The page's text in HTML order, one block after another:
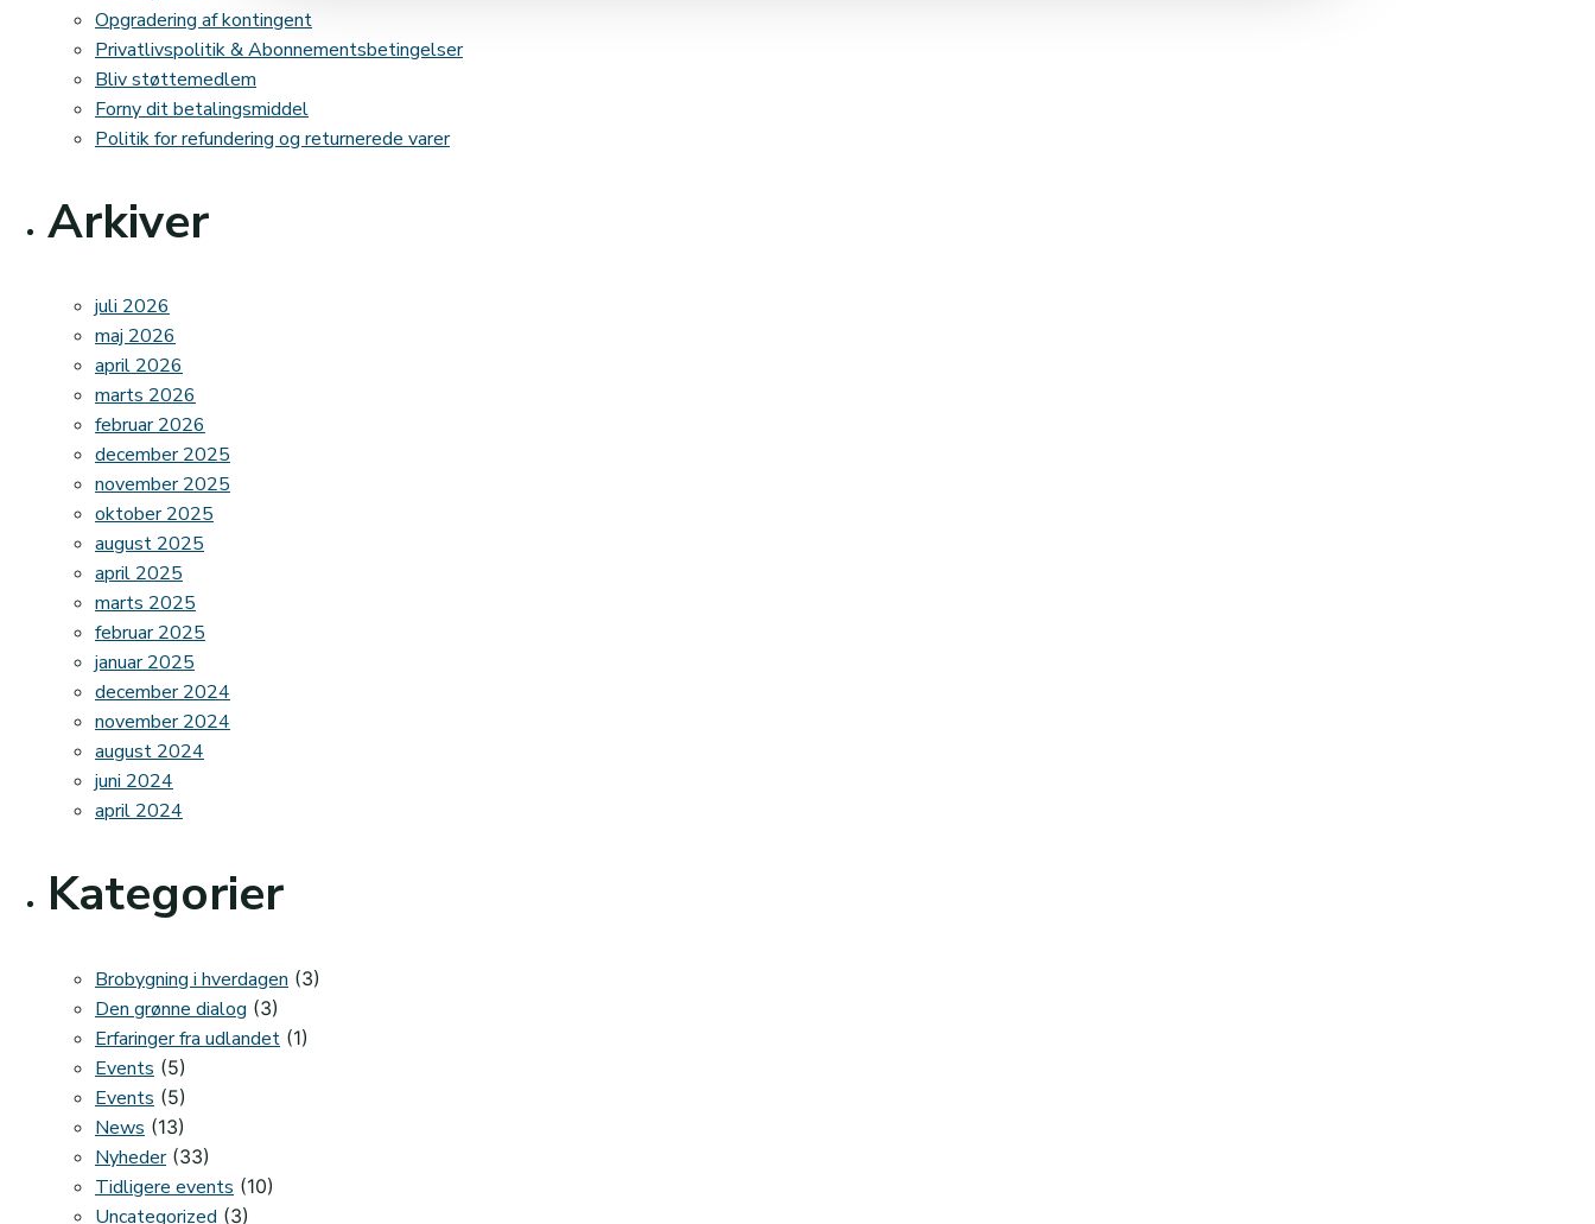
Opgradering af kontingent
Privatlivspolitik & Abonnementsbetingelser
Bliv støttemedlem
Forny dit betalingsmiddel
Politik for refundering og returnerede varer
Arkiver
juli 2026
maj 2026
april 2026
marts 2026
februar 2026
december 2025
november 2025
oktober 2025
august 2025
april 2025
marts 2025
februar 2025
januar 2025
december 2024
november 2024
august 2024
juni 2024
april 2024
Kategorier
Brobygning i hverdagen (3)
Den grønne dialog (3)
Erfaringer fra udlandet (1)
Events (5)
Events (5)
News (13)
Nyheder(33)
Tidligere events (10)
Uncategorized (3)